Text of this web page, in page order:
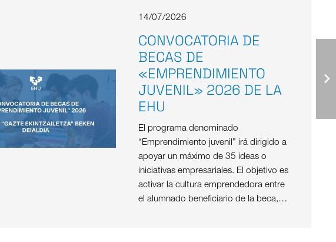
14/07/2026
CONVOCATORIA DE
BECAS DE
«EMPRENDIMIENTO
JUVENIL» 2026 DE LA
EHU
El programa denominado
“Emprendimiento juvenil” irá dirigido a
apoyar un máximo de 35 ideas o
iniciativas empresariales. El objetivo es
activar la cultura emprendedora entre
el alumnado beneficiario de la beca,…